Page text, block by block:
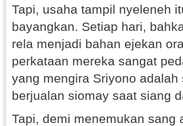
Tapi, usaha tampil nyeleneh
bayangkan. Setiap hari,
rela menjadi bahan ejekan
perkataan mereka sangat
yang mengira Sriyono
berjualan siomay saat siang
Tapi, demi menemukan sang